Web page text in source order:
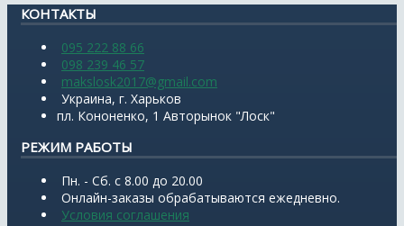
КОНТАКТЫ
095 222 88 66
098 239 46 57
makslosk2017@gmail.com
Украина, г. Харьков
пл. Кононенко, 1 Авторынок "Лоск"
РЕЖИМ РАБОТЫ
Пн. - Сб. с 8.00 до 20.00
Онлайн-заказы обрабатываются ежедневно.
Условия соглашения